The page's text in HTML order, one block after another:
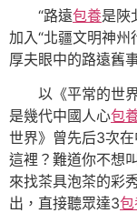
“路遠包養是陜
加入“北疆文明神州
厚夫眼中的路遠舊
以《平常的世
是幾代中國人心包
世界》曾先后3次
這裡？難道你不想
來找茶具泡茶的彩
出，直接聽眾達3